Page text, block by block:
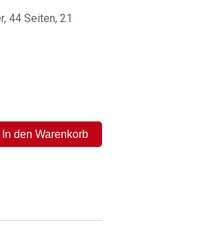
44 Seiten, 21